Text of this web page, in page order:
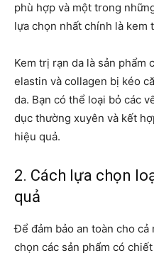
phù hợp và một trong
lựa chọn nhất chính là kem
Kem trị rạn da là sản phẩm
elastin và collagen bị kéo
da. Bạn có thể loại bỏ các
dục thường xuyên và kết
hiệu quả.
2. Cách lựa chọn
quả
Để đảm bảo an toàn cho cả
chọn các sản phẩm có